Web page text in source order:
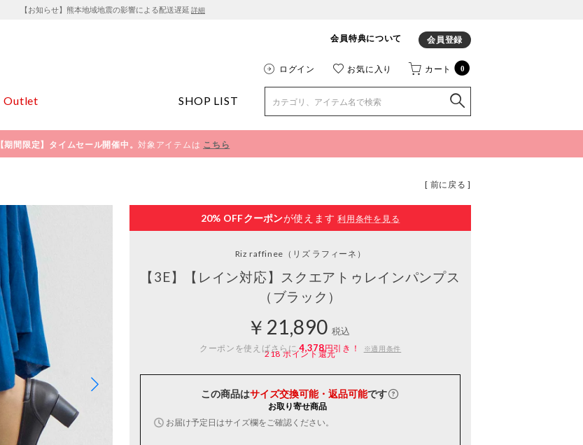
【お知らせ】熊本地域地震の影響による配送遅延 詳細
会員特典について 会員登録
ログイン お気に入り カート 0
Outlet SHOP LIST
【期間限定】タイムセール開催中。対象アイテムは こちら
[ 前に戻る ]
20% OFFクーポンが使えます 利用条件を見る
Riz raffinee （リズ ラフィーネ）
【3E】【レイン対応】スクエアトゥレインパンプス
（ブラック）
￥21,890 税込
クーポンを使えばさらに4,378円引き！ ※適用条件
218ポイント還元
この商品はサイズ交換可能・返品可能です
お取り寄せ商品
お届け予定日はサイズ欄をご確認ください。